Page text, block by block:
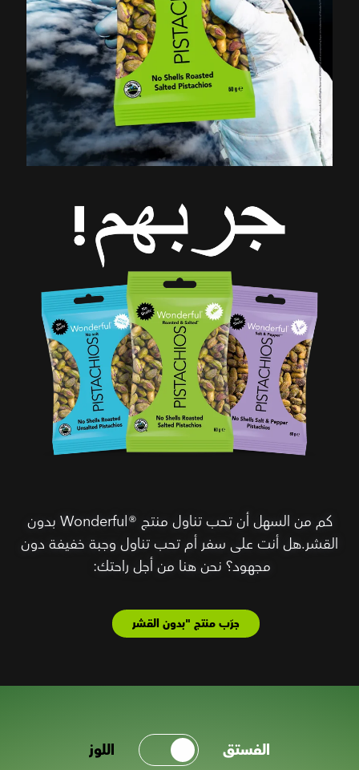
كم من السهل أن تحب تناول منتج Wonderful®‎ بدون
القشر.هل أنت على سفر أم تحب تناول وجبة خفيفة دون
مجهود؟ نحن هنا من أجل راحتك:
جرّب منتج "بدون القشر
الفستق اللوز